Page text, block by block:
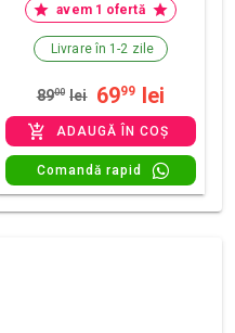
avem 1 ofertă
Livrare în 1-2 zile
8900 lei 6999 lei
ADAUGĂ ÎN COȘ
Comandă rapid